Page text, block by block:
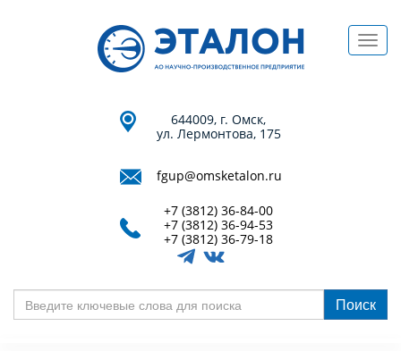
644009, г. Омск,
ул. Лермонтова, 175
fgup@omsketalon.ru
+7 (3812) 36-84-00
+7 (3812) 36-94-53
+7 (3812) 36-79-18
Поиск